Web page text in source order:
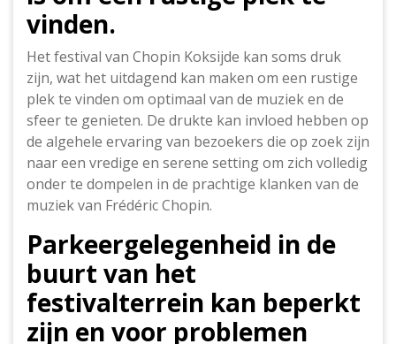
vinden.
Het festival van Chopin Koksijde kan soms druk
zijn, wat het uitdagend kan maken om een rustige
plek te vinden om optimaal van de muziek en de
sfeer te genieten. De drukte kan invloed hebben op
de algehele ervaring van bezoekers die op zoek zijn
naar een vredige en serene setting om zich volledig
onder te dompelen in de prachtige klanken van de
muziek van Frédéric Chopin.
Parkeergelegenheid in de
buurt van het
festivalterrein kan beperkt
zijn en voor problemen